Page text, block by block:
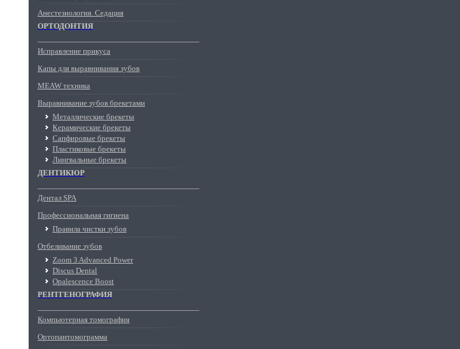
Анестезиология. Седация
ОРТОДОНТИЯ
Исправление прикуса
Капы для выравнивания зубов
MEAW техника
Выравнивание зубов брекетами
Металлические брекеты
Керамические брекеты
Сапфировые брекеты
Пластиковые брекеты
Лингвальные брекеты
ДЕНТИКЮР
Дентал SPA
Профессиональная гигиена
Правила чистки зубов
Отбеливание зубов
Zoom 3 Advanced Power
Discus Dental
Opalescence Boost
РЕНТГЕНОГРАФИЯ
Компьютерная томография
Ортопантомограмма